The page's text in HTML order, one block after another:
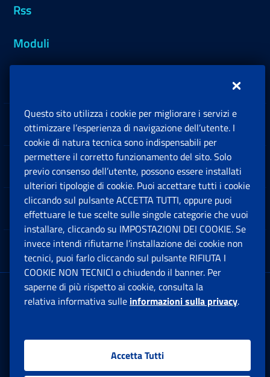
Rss
Moduli
Sedi e Contatti
Software
Note Legali
App mobile
Sede Legale : Via Ciro il Grande, 21
00144 Roma
Questo sito utilizza i cookie per migliorare i servizi e
ottimizzare l’esperienza di navigazione dell’utente. I
cookie di natura tecnica sono indispensabili per
permettere il corretto funzionamento del sito. Solo
previo consenso dell’utente, possono essere installati
ulteriori tipologie di cookie. Puoi accettare tutti i cookie
cliccando sul pulsante ACCETTA TUTTI, oppure puoi
effettuare le tue scelte sulle singole categorie che vuoi
installare, cliccando su IMPOSTAZIONI DEI COOKIE. Se
invece intendi rifiutarne l’installazione dei cookie non
tecnici, puoi farlo cliccando sul pulsante RIFIUTA I
COOKIE NON TECNICI o chiudendo il banner. Per
saperne di più rispetto ai cookie, consulta la
relativa informativa sulle informazioni sulla privacy.
Accetta Tutti